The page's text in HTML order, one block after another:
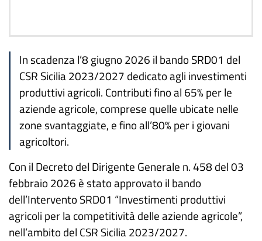
In scadenza l’8 giugno 2026 il bando SRD01 del
CSR Sicilia 2023/2027 dedicato agli investimenti
produttivi agricoli. Contributi fino al 65% per le
aziende agricole, comprese quelle ubicate nelle
zone svantaggiate, e fino all’80% per i giovani
agricoltori.
Con il Decreto del Dirigente Generale n. 458 del 03
febbraio 2026 è stato approvato il bando
dell’Intervento SRD01 “Investimenti produttivi
agricoli per la competitività delle aziende agricole”,
nell’ambito del CSR Sicilia 2023/2027.